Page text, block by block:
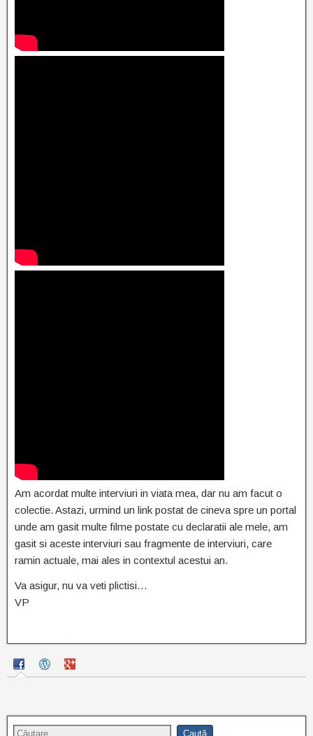
Am acordat multe interviuri in viata mea, dar nu am facut o
colectie. Astazi, urmind un link postat de cineva spre un portal
unde am gasit multe filme postate cu declaratii ale mele, am
gasit si aceste interviuri sau fragmente de interviuri, care
ramin actuale, mai ales in contextul acestui an.
Va asigur, nu va veti plictisi…
VP